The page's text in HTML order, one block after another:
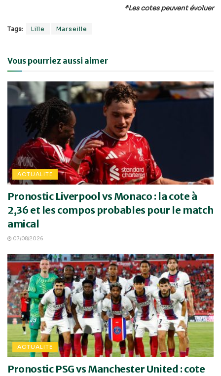
*Les cotes peuvent évoluer
Tags: Lille Marseille
Vous pourriez aussi aimer
ACTUALITE
Pronostic Liverpool vs Monaco : la cote à
2,36 et les compos probables pour le match
amical
07/08/2026
ACTUALITE
Pronostic PSG vs Manchester United : cote